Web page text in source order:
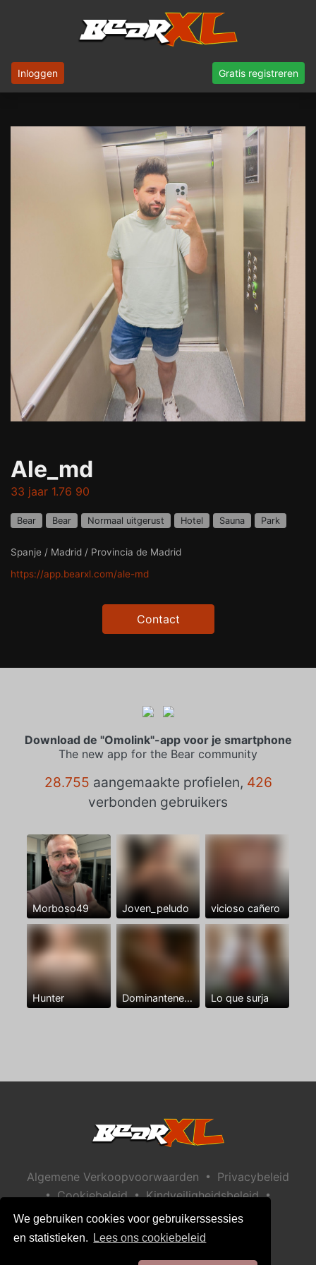
We gebruiken cookies voor gebruikerssessies
en statistieken.
Lees ons cookiebeleid
Inloggen Gratis registreren
Ale_md
33 jaar 1.76 90
Bear Bear Normaal uitgerust Hotel Sauna Park
Spanje / Madrid / Provincia de Madrid
https://app.bearxl.com/ale-md
Contact
Download de "Omolink"-app voor je smartphone
The new app for the Bear community
28.755 aangemaakte profielen, 426
verbonden gebruikers
Morboso49 Joven_peludo vicioso cañero
Hunter Dominantenegro ya Lo que surja
Algemene Verkoopvoorwaarden • Privacybeleid
• Cookiebeleid • Kindveiligheidsbeleid •
Help / Contact